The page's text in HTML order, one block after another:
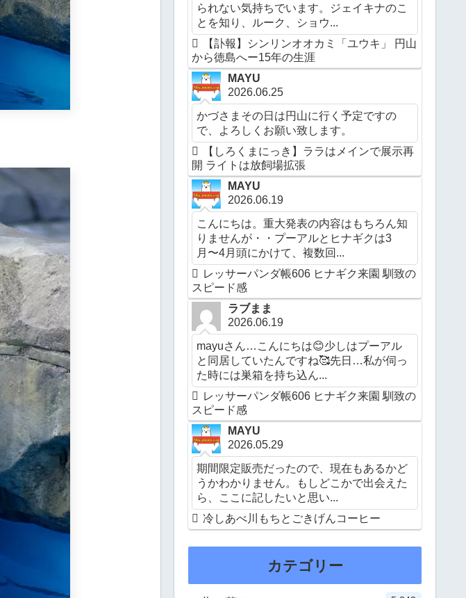
られない気持ちでいます。ジェイキナのこ
とを知り、ルーク、ショウ...
【訃報】シンリンオオカミ「ユウキ」 円山
から徳島へー15年の生涯
MAYU
2026.06.25
かづさまその日は円山に行く予定ですの
で、よろしくお願い致します。
【しろくまにっき】ララはメインで展示再
開 ライトは放飼場拡張
MAYU
2026.06.19
こんにちは。重大発表の内容はもちろん知
りませんが・・プーアルとヒナギクは3
月〜4月頭にかけて、複数回...
レッサーパンダ帳606 ヒナギク来園 馴致の
スピード感
ラブまま
2026.06.19
mayuさん…こんにちは😊少しはプーアル
と同居していたんですね🥰先日…私が伺っ
た時には巣箱を持ち込ん...
レッサーパンダ帳606 ヒナギク来園 馴致の
スピード感
MAYU
2026.05.29
期間限定販売だったので、現在もあるかど
うかわかりません。もしどこかで出会えた
ら、ここに記したいと思い...
冷しあべ川もちとごきげんコーヒー
カテゴリー